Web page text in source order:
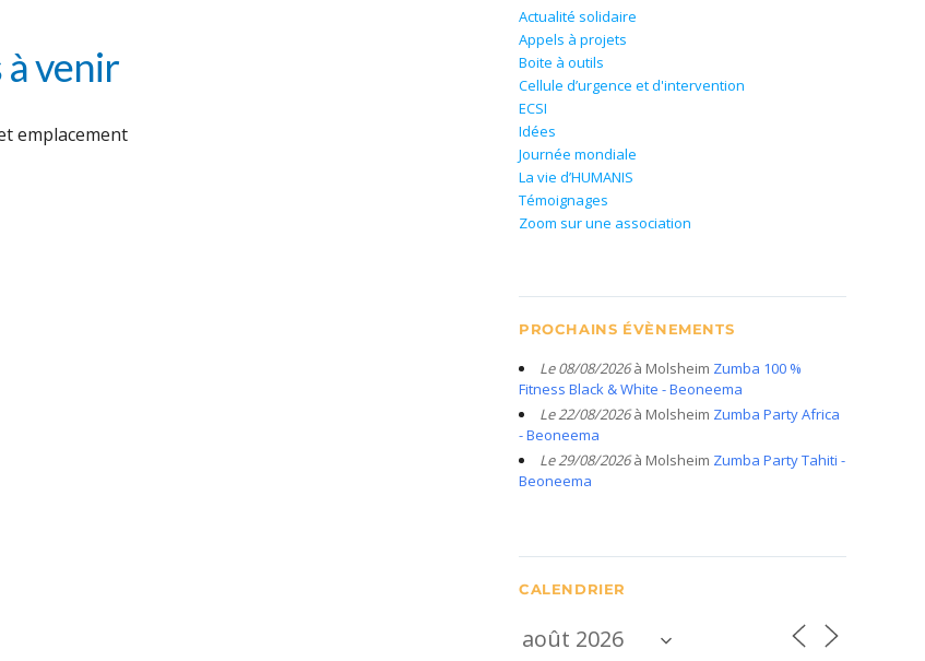
venir
emplacement
Actualité solidaire
Appels à projets
Boite à outils
Cellule d’urgence et d'intervention
ECSI
Idées
Journée mondiale
La vie d’HUMANIS
Témoignages
Zoom sur une association
PROCHAINS ÉVÈNEMENTS
Le 08/08/2026à Molsheim Zumba 100 %
Fitness Black & White - Beoneema
Le 22/08/2026à Molsheim Zumba Party Africa
- Beoneema
Le 29/08/2026à Molsheim Zumba Party Tahiti -
Beoneema
CALENDRIER